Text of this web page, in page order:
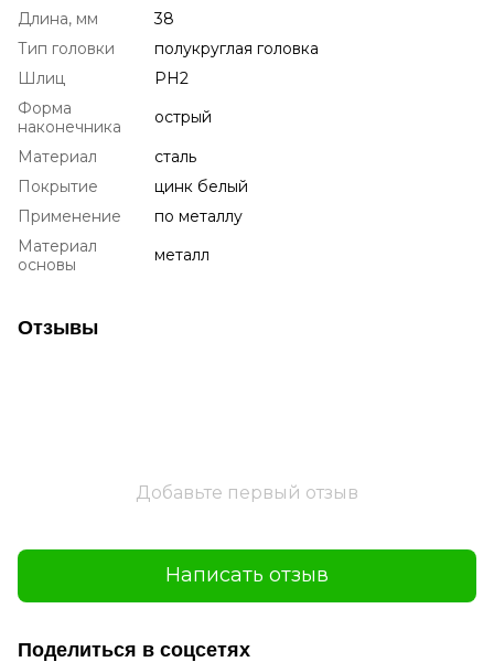
Длина, мм
38
Тип головки
полукруглая головка
Шлиц
PH2
Форма
наконечника
острый
Материал
сталь
Покрытие
цинк белый
Применение
по металлу
Материал
основы
металл
Отзывы
Добавьте первый отзыв
Написать отзыв
Поделиться в соцсетях